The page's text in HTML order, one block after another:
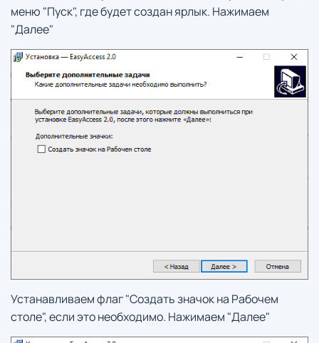
меню "Пуск", где будет создан ярлык. Нажимаем
"Далее"
Устанавливаем флаг "Создать значок на Рабочем
столе", если это необходимо. Нажимаем "Далее"